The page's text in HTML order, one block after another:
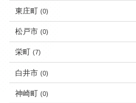
東庄町 (0)
松戸市 (0)
栄町 (7)
白井市 (0)
神崎町 (0)